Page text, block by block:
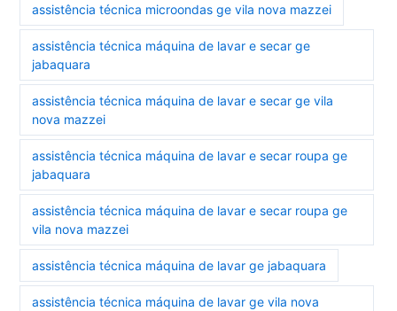
assistência técnica microondas ge vila nova mazzei
assistência técnica máquina de lavar e secar ge
jabaquara
assistência técnica máquina de lavar e secar ge vila
nova mazzei
assistência técnica máquina de lavar e secar roupa ge
jabaquara
assistência técnica máquina de lavar e secar roupa ge
vila nova mazzei
assistência técnica máquina de lavar ge jabaquara
assistência técnica máquina de lavar ge vila nova